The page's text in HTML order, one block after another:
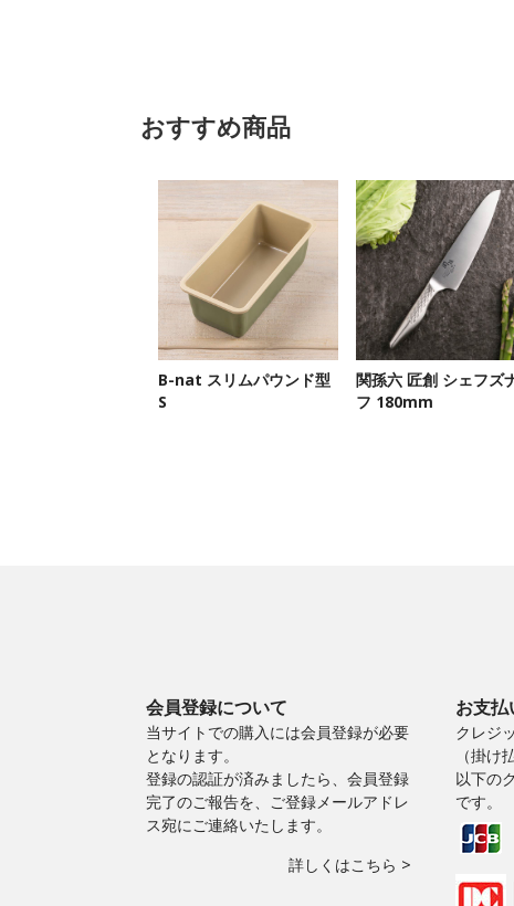
おすすめ商品
B-nat スリムパウンド型
S
関孫六 匠創 シェフズ
フ 180mm
会員登録について
当サイトでの購入には会員登録が必要
となります。
登録の認証が済みましたら、会員登録
完了のご報告を、ご登録メールアドレ
ス宛にご連絡いたします。
詳しくはこちら >
お支払
クレジ
（掛け
以下の
です。